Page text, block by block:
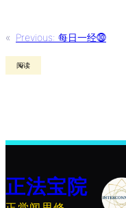
« Previous: 每日一经⓾
阅读
正法宝院